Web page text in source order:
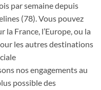
par semaine depuis
(78). Vous pouvez
France, l’Europe, ou la
les autres destinations
nos engagements au
possible des